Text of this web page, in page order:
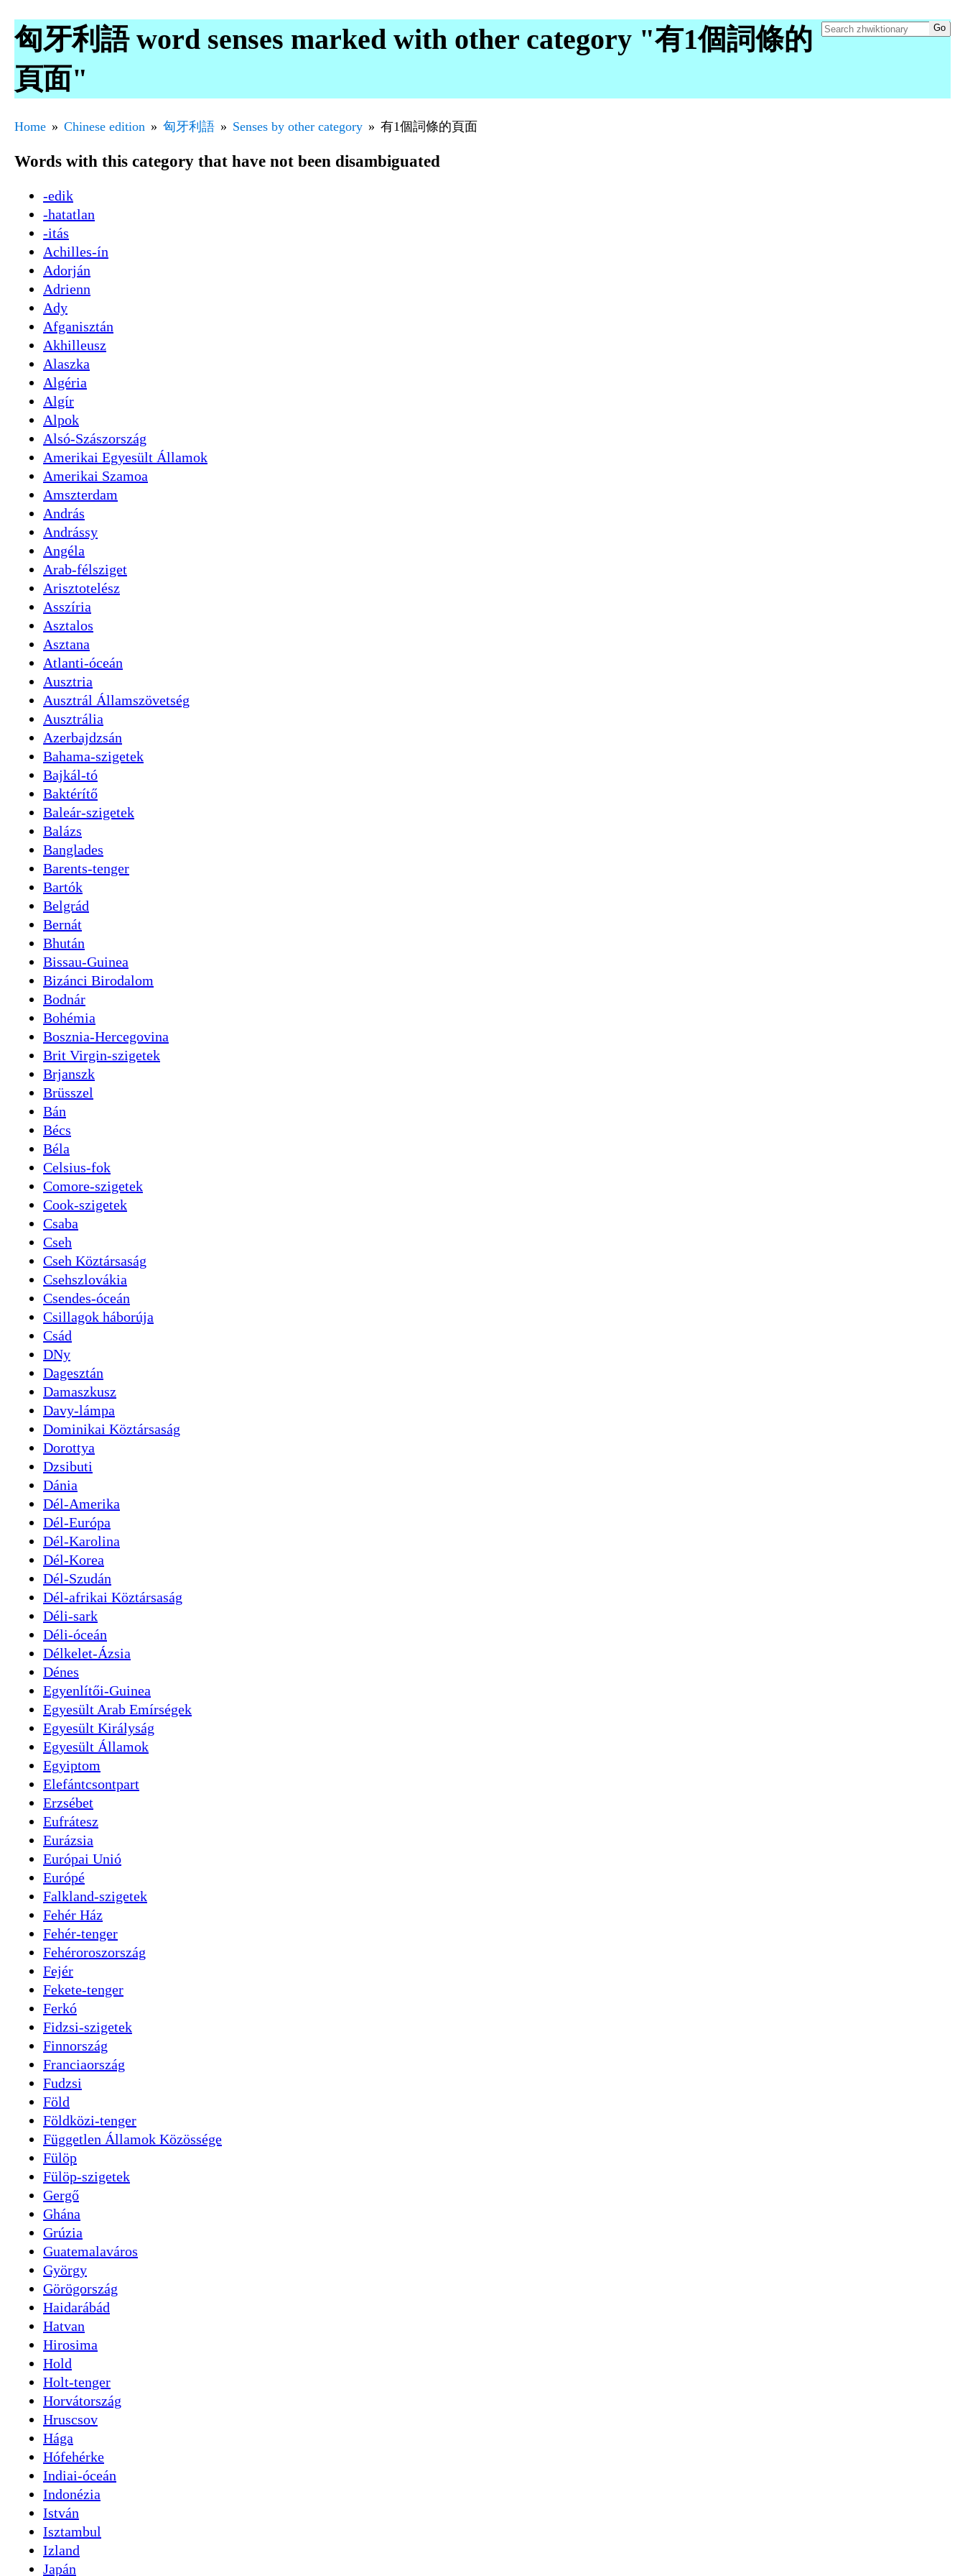
匈牙利語 word senses marked with other category "有1個詞條的
頁面"
Home Chinese edition 匈牙利語 Senses by other category 有1個詞條的頁面
Words with this category that have not been disambiguated
-edik
-hatatlan
-itás
Achilles-ín
Adorján
Adrienn
Ady
Afganisztán
Akhilleusz
Alaszka
Algéria
Algír
Alpok
Alsó-Szászország
Amerikai Egyesült Államok
Amerikai Szamoa
Amszterdam
András
Andrássy
Angéla
Arab-félsziget
Arisztotelész
Asszíria
Asztalos
Asztana
Atlanti-óceán
Ausztria
Ausztrál Államszövetség
Ausztrália
Azerbajdzsán
Bahama-szigetek
Bajkál-tó
Baktérítő
Baleár-szigetek
Balázs
Banglades
Barents-tenger
Bartók
Belgrád
Bernát
Bhután
Bissau-Guinea
Bizánci Birodalom
Bodnár
Bohémia
Bosznia-Hercegovina
Brit Virgin-szigetek
Brjanszk
Brüsszel
Bán
Bécs
Béla
Celsius-fok
Comore-szigetek
Cook-szigetek
Csaba
Cseh
Cseh Köztársaság
Csehszlovákia
Csendes-óceán
Csillagok háborúja
Csád
DNy
Dagesztán
Damaszkusz
Davy-lámpa
Dominikai Köztársaság
Dorottya
Dzsibuti
Dánia
Dél-Amerika
Dél-Európa
Dél-Karolina
Dél-Korea
Dél-Szudán
Dél-afrikai Köztársaság
Déli-sark
Déli-óceán
Délkelet-Ázsia
Dénes
Egyenlítői-Guinea
Egyesült Arab Emírségek
Egyesült Királyság
Egyesült Államok
Egyiptom
Elefántcsontpart
Erzsébet
Eufrátesz
Eurázsia
Európai Unió
Európé
Falkland-szigetek
Fehér Ház
Fehér-tenger
Fehéroroszország
Fejér
Fekete-tenger
Ferkó
Fidzsi-szigetek
Finnország
Franciaország
Fudzsi
Föld
Földközi-tenger
Független Államok Közössége
Fülöp
Fülöp-szigetek
Gergő
Ghána
Grúzia
Guatemalaváros
György
Görögország
Haidarábád
Hatvan
Hirosima
Hold
Holt-tenger
Horvátország
Hruscsov
Hága
Hófehérke
Indiai-óceán
Indonézia
István
Isztambul
Izland
Japán